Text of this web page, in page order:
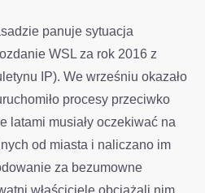
panuje sytuacja
WSL za rok 2016 z
IP). We wrześniu okazało
procesy przeciwko
latami musiały oczekiwać na
od miasta i naliczano im
za bezumowne
właściciele obciążali nim.